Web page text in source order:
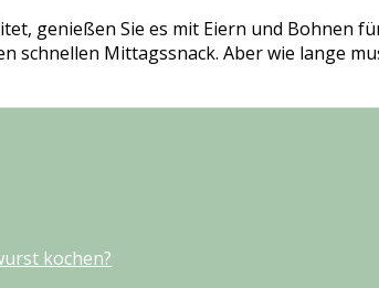
genießen Sie es mit Eiern und Bohnen
schnellen Mittagssnack. Aber wie lange
kochen?